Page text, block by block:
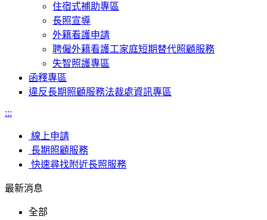
住宿式補助專區
長照宣導
外籍看護申請
聘僱外籍看護工家庭短期替代照顧服務
失智照護專區
函釋專區
違反長期照顧服務法裁處資訊專區
:::
線上申請
長期照顧服務
快速尋找附近長照服務
最新消息
全部